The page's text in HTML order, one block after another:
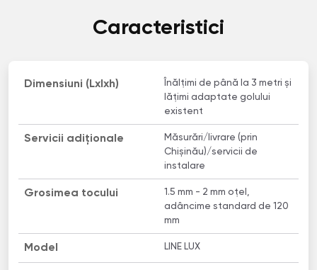
Caracteristici
Dimensiuni (Lxlxh)
Înălțimi de până la 3 metri și
lățimi adaptate golului
existent
Servicii adiționale
Măsurări/livrare (prin
Chișinău)/servicii de
instalare
Grosimea tocului
1.5 mm - 2 mm oțel,
adâncime standard de 120
mm
Model LINE LUX